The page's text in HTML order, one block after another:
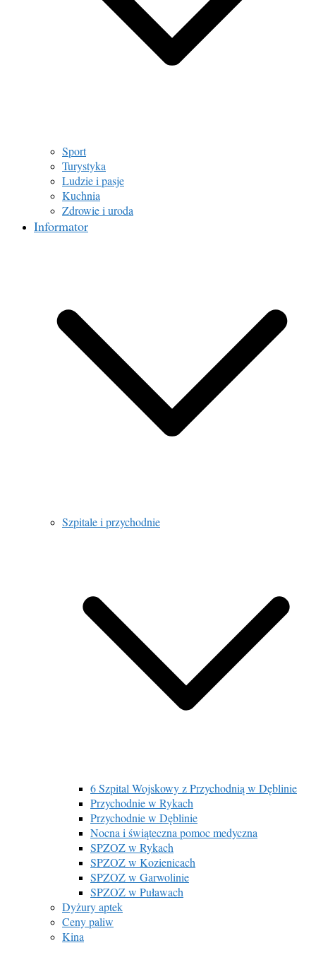
Sport
Turystyka
Ludzie i pasje
Kuchnia
Zdrowie i uroda
Informator
Szpitale i przychodnie
6 Szpital Wojskowy z Przychodnią w Dęblinie
Przychodnie w Rykach
Przychodnie w Dęblinie
Nocna i świąteczna pomoc medyczna
SPZOZ w Rykach
SPZOZ w Kozienicach
SPZOZ w Garwolinie
SPZOZ w Puławach
Dyżury aptek
Ceny paliw
Kina